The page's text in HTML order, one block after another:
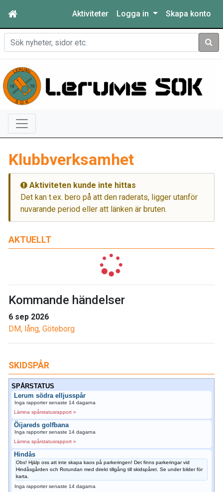
Aktiviteter Logga in Skapa konto
Sök
AKTUELLT
Kommande händelser
6 sep 2026
DM, lång, Göteborg
SKIDSPÅR
SPÅRSTATUS
Lerum södra elljusspår
Inga rapporter senaste 14 dagarna
Lämna spårstatusrapport »
Öijareds golfbana
Inga rapporter senaste 14 dagarna
Lämna spårstatusrapport »
Hindås
Obs! Hjälp oss att inte skapa kaos på parkeringen! Det finns parkeringar vid
Hindåsgården och Rotundan med direkt tillgång till skidspåret. Se under bilder för
karta.
Inga rapporter senaste 14 dagarna
Klubbverksamhet
Aktiviteten kunde inte hittas
Det kan t.ex. bero på att den raderats, ligger utanför
nuvarande period eller att länken är bruten.